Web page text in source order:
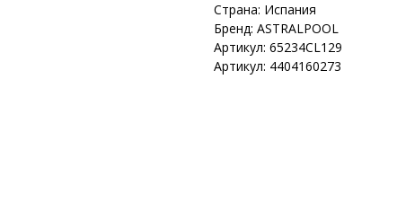
Страна: Испания
Бренд: ASTRALPOOL
Артикул: 65234CL129
Артикул: 4404160273